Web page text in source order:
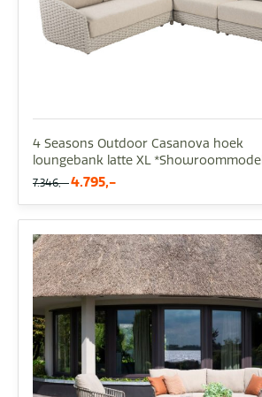
4 Seasons Outdoor Casanova hoek
loungebank latte XL *Showroommodel
7.346,- 4.795,-